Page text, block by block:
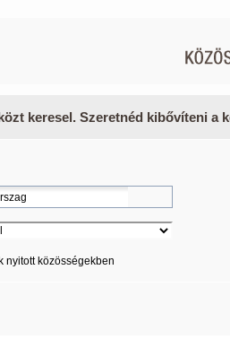
keresel. Szeretnéd kibővíteni a
nyitott közösségekben